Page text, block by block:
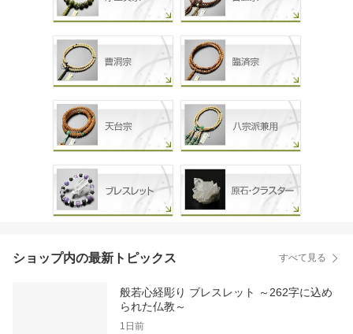
ショップ内の最新トピックス すべて見る
般若心経彫り ブレスレット ～262字に込め
られた仏教～
1日前